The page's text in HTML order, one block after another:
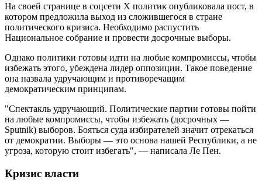
На своей странице в соцсети Х политик опубликовала пост, в
котором предложила выход из сложившегося в стране
политического кризиса. Необходимо распустить
Национальное собрание и провести досрочные выборы.
Однако политики готовы идти на любые компромиссы, чтобы
избежать этого, убеждена лидер оппозиции. Такое поведение
она назвала удручающим и противоречащим
демократическим принципам.
"Спектакль удручающий. Политические партии готовы пойти
на любые компромиссы, чтобы избежать (досрочных —
Sputnik) выборов. Бояться суда избирателей значит отрекаться
от демократии. Выборы — это основа нашей Республики, а не
угроза, которую стоит избегать", — написала Ле Пен.
Кризис власти